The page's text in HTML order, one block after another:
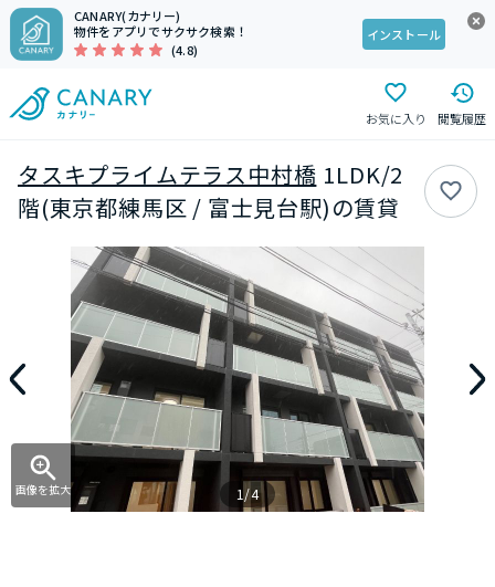
CANARY(カナリー)
物件をアプリでサクサク検索！
(4.8)
インストール
お気に入り 閲覧履歴
タスキプライムテラス中村橋 1LDK/2
階(東京都練馬区 / 富士見台駅)の賃貸
画像を拡大 1/4